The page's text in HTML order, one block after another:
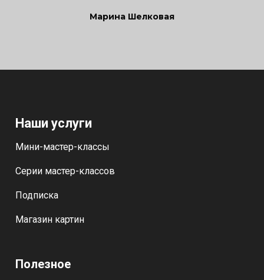
Марина Шелковая
Наши услуги
Мини-мастер-классы
Серии мастер-классов
Подписка
Магазин картин
Полезное